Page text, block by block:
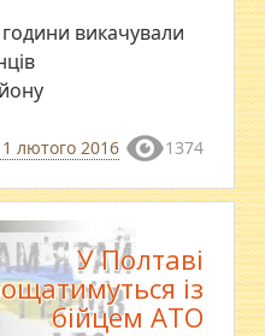
викачували
лютого 2016 1374
У Полтаві
із
бійцем АТО